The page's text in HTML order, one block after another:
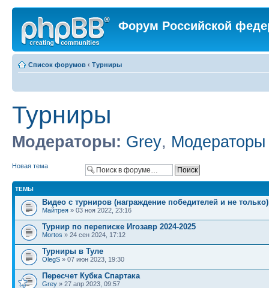
Форум Российской
Список форумов ‹ Турниры
Турниры
Модераторы: Grey,
Новая тема
ТЕМЫ
Видео с турниров (награждение победителей и не только)
Майтрея » 03 ноя 2022, 23:16
Турнир по переписке Игозавр 2024-2025
Mortos » 24 сен 2024, 17:12
Турниры в Туле
OlegS » 07 июн 2023, 19:30
Пересчет Кубка Спартака
Grey » 27 апр 2023, 09:57